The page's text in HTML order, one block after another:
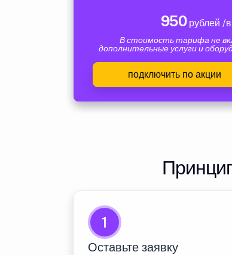
950рублей /
В стоимость тарифа не
дополнительные услуги и
подключить по акции
1
Оставьте заявку